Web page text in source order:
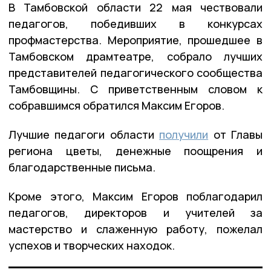
В Тамбовской области 22 мая чествовали
педагогов, победивших в конкурсах
профмастерства. Мероприятие, прошедшее в
Тамбовском драмтеатре, собрало лучших
представителей педагогического сообщества
Тамбовщины. С приветственным словом к
собравшимся обратился Максим Егоров.
Лучшие педагоги области получили от Главы
региона цветы, денежные поощрения и
благодарственные письма.
Кроме этого, Максим Егоров поблагодарил
педагогов, директоров и учителей за
мастерство и слаженную работу, пожелал
успехов и творческих находок.